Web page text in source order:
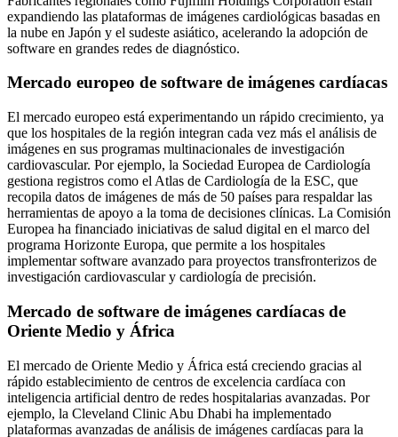
expandiendo las plataformas de imágenes cardiológicas basadas en
la nube en Japón y el sudeste asiático, acelerando la adopción de
software en grandes redes de diagnóstico.
Mercado europeo de software de imágenes cardíacas
El mercado europeo está experimentando un rápido crecimiento, ya
que los hospitales de la región integran cada vez más el análisis de
imágenes en sus programas multinacionales de investigación
cardiovascular. Por ejemplo, la Sociedad Europea de Cardiología
gestiona registros como el Atlas de Cardiología de la ESC, que
recopila datos de imágenes de más de 50 países para respaldar las
herramientas de apoyo a la toma de decisiones clínicas. La Comisión
Europea ha financiado iniciativas de salud digital en el marco del
programa Horizonte Europa, que permite a los hospitales
implementar software avanzado para proyectos transfronterizos de
investigación cardiovascular y cardiología de precisión.
Mercado de software de imágenes cardíacas de
Oriente Medio y África
El mercado de Oriente Medio y África está creciendo gracias al
rápido establecimiento de centros de excelencia cardíaca con
inteligencia artificial dentro de redes hospitalarias avanzadas. Por
ejemplo, la Cleveland Clinic Abu Dhabi ha implementado
plataformas avanzadas de análisis de imágenes cardíacas para la